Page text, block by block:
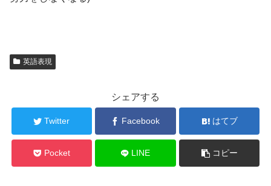
英語表現
シェアする
Twitter Facebook はてブ
Pocket LINE コピー